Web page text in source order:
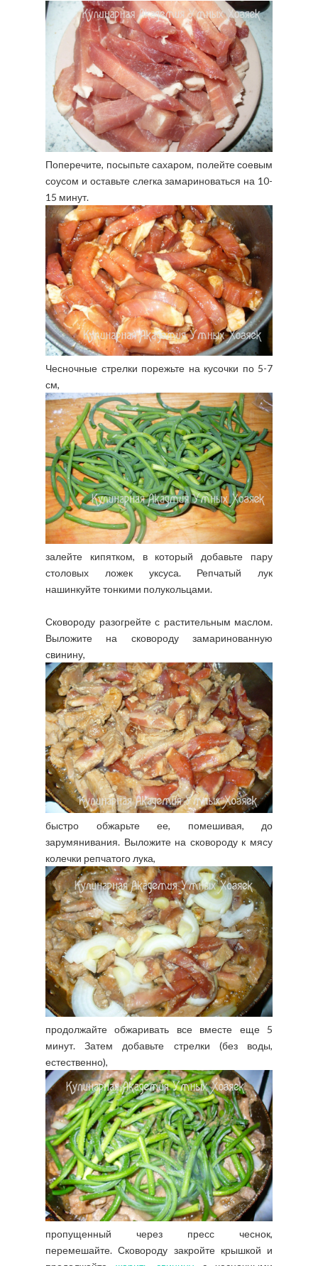
Поперечите, посыпьте сахаром, полейте соевым
соусом и оставьте слегка замариноваться на 10-
15 минут.
Чесночные стрелки порежьте на кусочки по 5-7
см,
залейте кипятком, в который добавьте пару
столовых ложек уксуса. Репчатый лук
нашинкуйте тонкими полукольцами.
Сковороду разогрейте с растительным маслом.
Выложите на сковороду замаринованную
свинину,
быстро обжарьте ее, помешивая, до
зарумянивания. Выложите на сковороду к мясу
колечки репчатого лука,
продолжайте обжаривать все вместе еще 5
минут. Затем добавьте стрелки (без воды,
естественно),
пропущенный через пресс чеснок,
перемешайте. Сковороду закройте крышкой и